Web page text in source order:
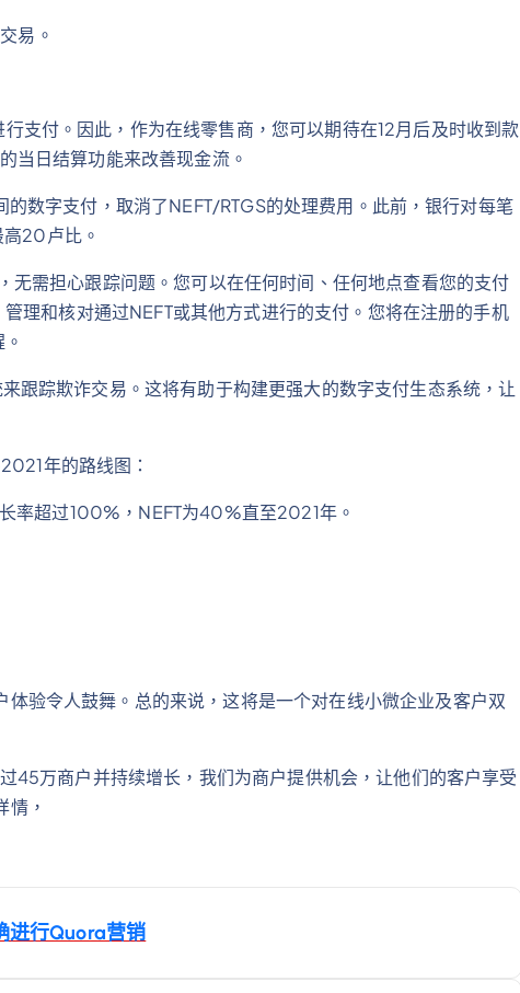
易。
支付。因此，作为在线零售商，您可以期待在12月后及时收到款
当日结算功能来改善现金流。
数字支付，取消了NEFT/RTGS的处理费用。此前，银行对每笔
20卢比。
需担心跟踪问题。您可以在任何时间、任何地点查看您的支付
理和核对通过NEFT或其他方式进行的支付。您将在注册的手机
跟踪欺诈交易。这将有助于构建更强大的数字支付生态系统，让
年的路线图：
率超过100%，NEFT为40%直至2021年。
验令人鼓舞。总的来说，这将是一个对在线小微企业及客户双
45万商户并持续增长，我们为商户提供机会，让他们的客户享受
情，
进行Quora营销